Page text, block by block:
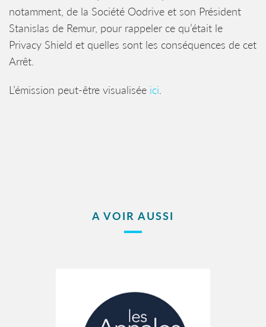
notamment, de la Société Oodrive et son Président
Stanislas de Remur, pour rappeler ce qu’était le
Privacy Shield et quelles sont les conséquences de cet
Arrêt.
L’émission peut-être visualisée ici
A VOIR AUSSI